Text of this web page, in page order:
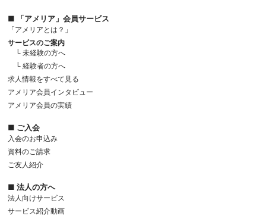
■ 「アメリア」会員サービス
「アメリアとは？」
サービスのご案内
└ 未経験の方へ
└ 経験者の方へ
求人情報をすべて見る
アメリア会員インタビュー
アメリア会員の実績
■ ご入会
入会のお申込み
資料のご請求
ご友人紹介
■ 法人の方へ
法人向けサービス
サービス紹介動画